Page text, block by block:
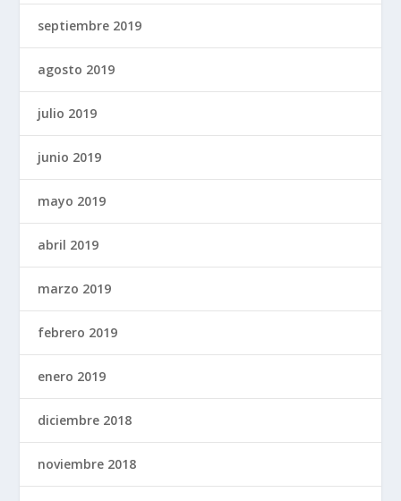
septiembre 2019
agosto 2019
julio 2019
junio 2019
mayo 2019
abril 2019
marzo 2019
febrero 2019
enero 2019
diciembre 2018
noviembre 2018